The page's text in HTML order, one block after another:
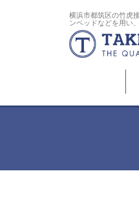
横浜市都筑区の竹虎
ンベッドなどを用い